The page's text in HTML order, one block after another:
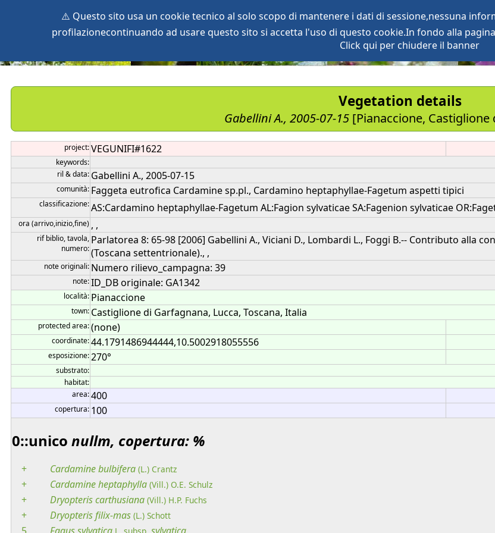
⚠️ Questo sito usa un cookie tecnico al solo scopo di mantenere i dati di sessione,nessuna
profilazionecontinuando ad usare questo sito si accetta l'uso di questo cookie.In fondo alla
Click qui per chiudere il banner
Vegetation details
Gabellini A., 2005-07-15 [Pianaccione, Castiglione
project:VEGUNIFI#1622
keywords:
ril & data: Gabellini A., 2005-07-15
comunità: Faggeta eutrofica Cardamine sp.pl., Cardamino heptaphyllae-Fagetum aspetti tipici
classificazione:AS:Cardamino heptaphyllae-Fagetum AL:Fagion sylvaticae SA:Fagenion sylvaticae
ora (arrivo,inizio,fine) , ,
rif biblio, tavola,
numero:
Parlatorea 8: 65-98 [2006] Gabellini A., Viciani D., Lombardi L., Foggi B.-- Contributo alla
(Toscana settentrionale)., ,
note originali: Numero rilievo_campagna: 39
note:ID_DB originale: GA1342
località: Pianaccione
town: Castiglione di Garfagnana, Lucca, Toscana, Italia
protected area:(none)
coordinate:44.1791486944444,10.5002918055556
esposizione:270°
substrato:
habitat:
area:400
copertura: 100
0::unico nullm, copertura: %
+ Cardaminebulbifera (L.) Crantz
+ Cardamineheptaphylla (Vill.) O.E. Schulz
+ Dryopteriscarthusiana (Vill.) H.P. Fuchs
+ Dryopterisfilix-mas (L.) Schott